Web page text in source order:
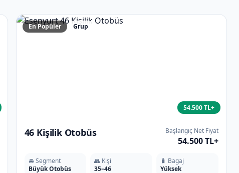
En Popüler Grup
54.500 TL+
46 Kişilik Otobüs Başlangıç Net Fiyat
54.500 TL+
🚘 Segment
Büyük Otobüs
👥 Kişi
35–46
🧳 Bagaj
Yüksek